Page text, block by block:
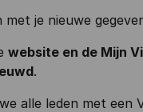
met je nieuwe
website en de Mijn
.
alle leden met een